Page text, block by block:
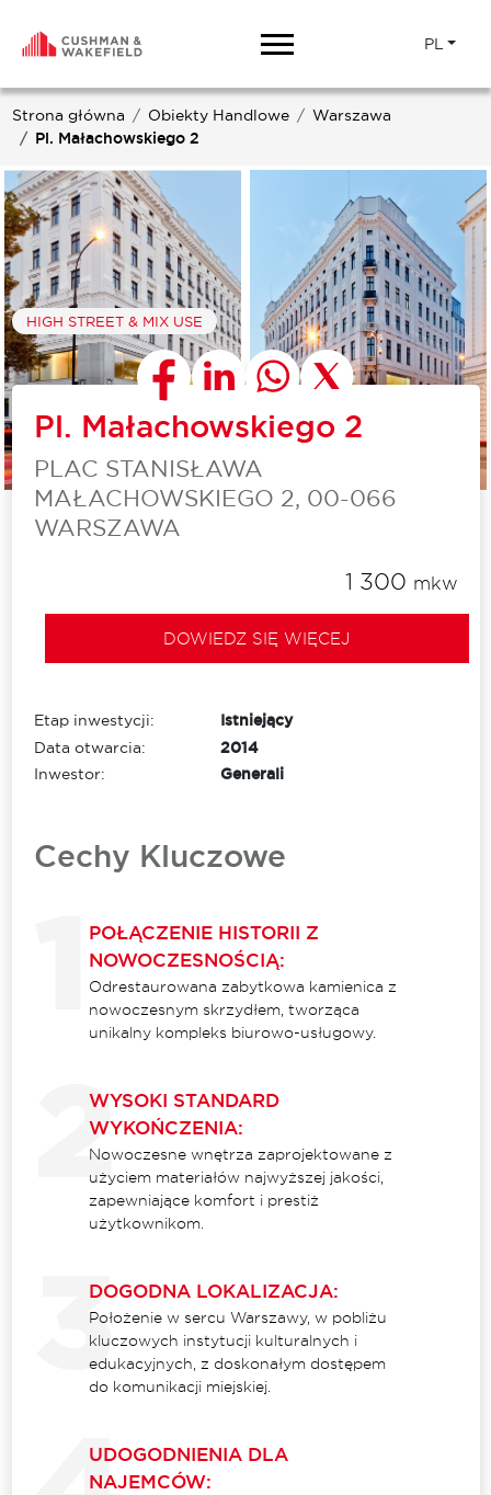
PL
Strona główna Obiekty Handlowe
Warszawa
Pl. Małachowskiego 2
HIGH STREET & MIX USE
Pl. Małachowskiego 2
PLAC STANISŁAWA
MAŁACHOWSKIEGO 2, 00-066
WARSZAWA
1 300 mkw
DOWIEDZ SIĘ WIĘCEJ
Etap inwestycji:
Istniejący
Data otwarcia:
2014
Inwestor:
Generali
Cechy Kluczowe
POŁĄCZENIE HISTORII Z
NOWOCZESNOŚCIĄ:
Odrestaurowana zabytkowa kamienica z
nowoczesnym skrzydłem, tworząca
unikalny kompleks biurowo-usługowy.
WYSOKI STANDARD
WYKOŃCZENIA:
Nowoczesne wnętrza zaprojektowane z
użyciem materiałów najwyższej jakości,
zapewniające komfort i prestiż
użytkownikom.
DOGODNA LOKALIZACJA:
Położenie w sercu Warszawy, w pobliżu
kluczowych instytucji kulturalnych i
edukacyjnych, z doskonałym dostępem
do komunikacji miejskiej.
UDOGODNIENIA DLA
NAJEMCÓW: